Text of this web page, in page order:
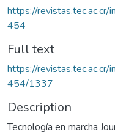
https://revistas.tec.ac.cr/
454
Full text
https://revistas.tec.ac.cr/
454/1337
Description
Tecnología en marcha